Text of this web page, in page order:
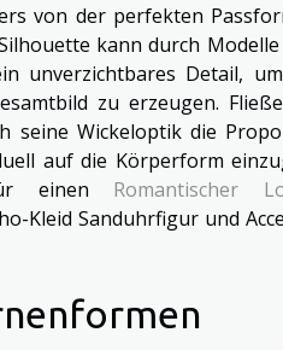
von der perfekten
kann durch
unverzichtbares Detail,
zu erzeugen.
seine Wickeloptik die
auf die Körperform
einen Romantischer
Kleid Sanduhrfigur und